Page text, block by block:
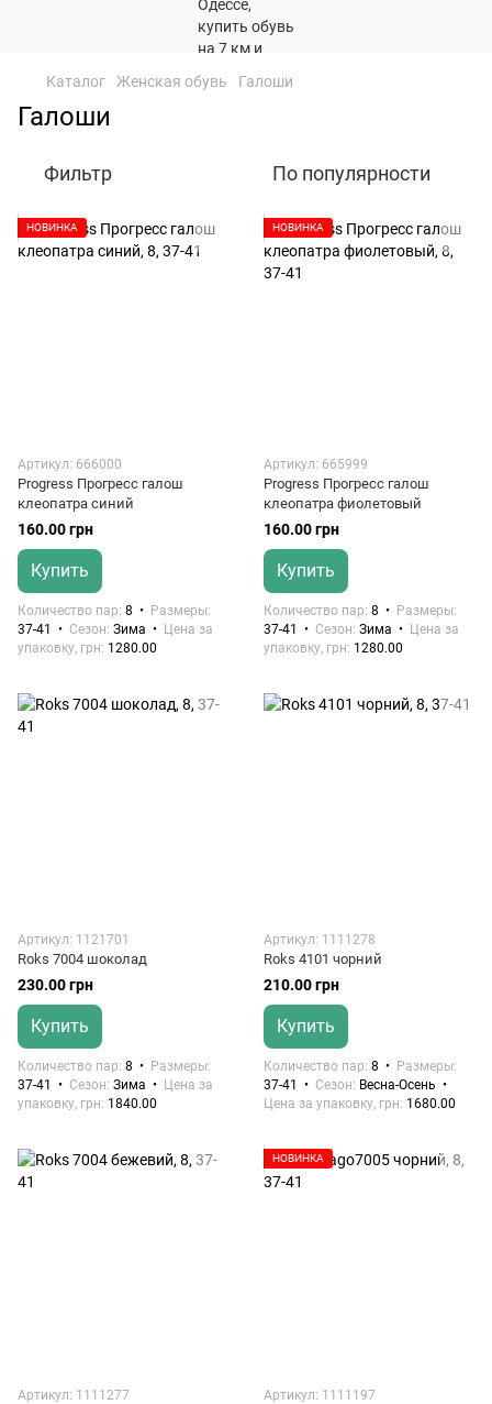
Каталог Женская обувь Галоши
Галоши
Фильтр По популярности
НОВИНКА
Артикул: 666000
Progress Прогресс галош
клеопатра синий
160.00 грн
Купить
Количество пар 8
Размеры
37-41
Сезон Зима
Цена за
упаковку, грн 1280.00
НОВИНКА
Артикул: 665999
Progress Прогресс галош
клеопатра фиолетовый
160.00 грн
Купить
Количество пар 8
Размеры
37-41
Сезон Зима
Цена за
упаковку, грн 1280.00
Артикул: 1121701
Roks 7004 шоколад
230.00 грн
Купить
Количество пар 8
Размеры
37-41
Сезон Зима
Цена за
упаковку, грн 1840.00
Артикул: 1111278
Roks 4101 чорний
210.00 грн
Купить
Количество пар 8
Размеры
37-41
Сезон
Весна-Осень
Цена за упаковку, грн 1680.00
Артикул: 1111277
НОВИНКА
Артикул: 1111197